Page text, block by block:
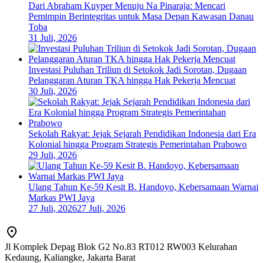
Dari Abraham Kuyper Menuju Na Pinaraja: Mencari
Pemimpin Berintegritas untuk Masa Depan Kawasan Danau
Toba
31 Juli, 2026
Investasi Puluhan Triliun di Setokok Jadi Sorotan, Dugaan
Pelanggaran Aturan TKA hingga Hak Pekerja Mencuat
30 Juli, 2026
Sekolah Rakyat: Jejak Sejarah Pendidikan Indonesia dari Era
Kolonial hingga Program Strategis Pemerintahan Prabowo
29 Juli, 2026
Ulang Tahun Ke-59 Kesit B. Handoyo, Kebersamaan Warnai
Markas PWI Jaya
27 Juli, 202627 Juli, 2026
Jl Komplek Depag Blok G2 No.83 RT012 RW003 Kelurahan
Kedaung, Kaliangke, Jakarta Barat